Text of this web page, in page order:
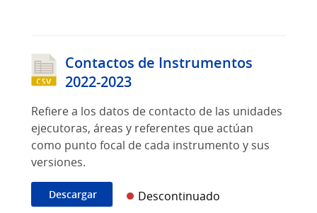
Contactos de Instrumentos
2022-2023
Refiere a los datos de contacto de las unidades
ejecutoras, áreas y referentes que actúan
como punto focal de cada instrumento y sus
versiones.
Descargar Descontinuado